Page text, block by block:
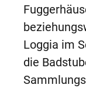
Loggia im
die